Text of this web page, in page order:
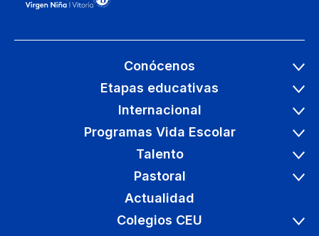
Conócenos
Etapas educativas
Internacional
Programas Vida Escolar
Talento
Pastoral
Actualidad
Colegios CEU